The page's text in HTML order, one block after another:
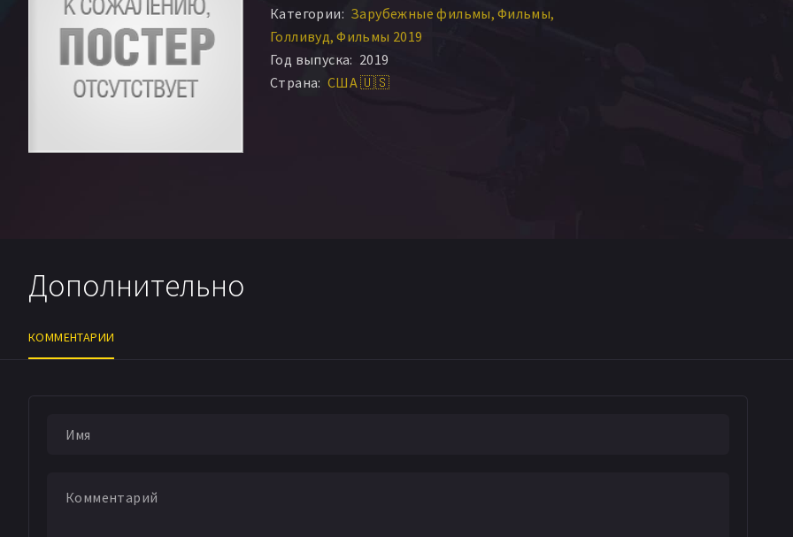
Категории: Зарубежные фильмы Фильмы
Голливуд Фильмы 2019
Год выпуска: 2019
Страна: США 🇺🇸
Дополнительно
КОММЕНТАРИИ